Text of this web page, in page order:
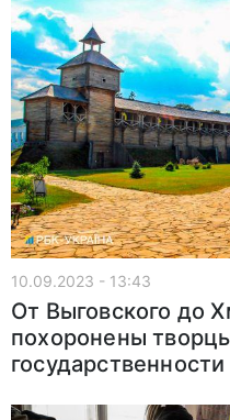
10.09.2023 - 13:43
От Выговского до
похоронены
государственности